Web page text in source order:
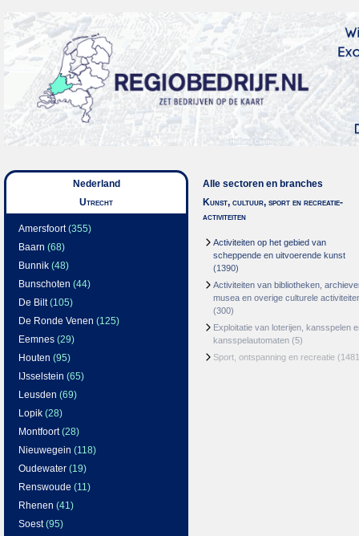
Nederland
Utrecht
Amersfoort(355)
Baarn (68)
Bunnik (48)
Bunschoten (44)
De Bilt(105)
De Ronde Venen (125)
Eemnes (29)
Houten (95)
IJsselstein (65)
Leusden (69)
Lopik (28)
Montfoort(28)
Nieuwegein (118)
Oudewater (19)
Renswoude (11)
Rhenen (41)
Soest(95)
Alle sectoren en branches
Kunst, cultuur, sport en recreatie-
activiteiten
Activiteiten op het gebied van
scheppende en uitvoerende kunst
(1390)
Activiteiten van bibliotheken,
musea en overige culturele
(300)
Exploitatie van loterijen, kansspelen
kansspelautomaten (5)
Sport, ontspanning en recreatie